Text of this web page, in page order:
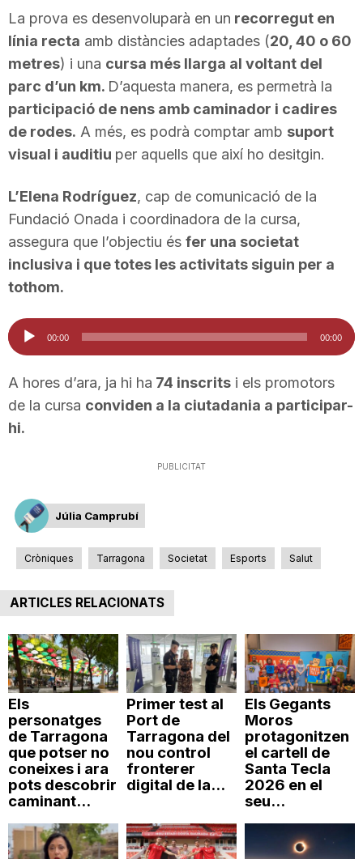
g
n
a
La prova es desenvoluparà en un recorregut en
línia recta amb distàncies adaptades (20, 40 o 60
metres) i una cursa més llarga al voltant del
parc d’un km. D’aquesta manera, es permetrà la
participació de nens amb caminador i cadires
de rodes. A més, es podrà comptar amb suport
visual i auditiu per aquells que així ho desitgin.
L’Elena Rodríguez, cap de comunicació de la
Fundació Onada i coordinadora de la cursa,
assegura que l’objectiu és fer una societat
inclusiva i que totes les activitats siguin per a
tothom.
Reproductor
d'àudio
00:00 00:00
A hores d’ara, ja hi ha 74 inscrits i els promotors
de la cursa conviden a la ciutadania a participar-
hi.
PUBLICITAT
Júlia Camprubí
Cròniques Tarragona Societat Esports Salut
ARTICLES RELACIONATS
Els
personatges
de Tarragona
que potser no
coneixes i ara
pots descobrir
caminant...
Primer test al
Port de
Tarragona del
nou control
fronterer
digital de la...
Els Gegants
Moros
protagonitzen
el cartell de
Santa Tecla
2026 en el
seu...